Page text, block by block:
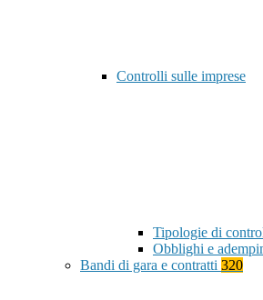
Controlli sulle imprese
Tipologie di
Obblighi e
Bandi di gara e contratti 320